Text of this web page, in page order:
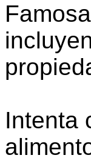
Intenta